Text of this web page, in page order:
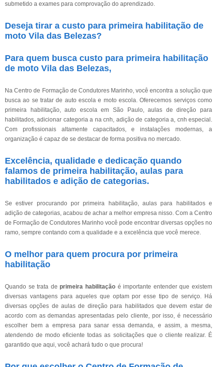
submetido a exames para comprovação do aprendizado.
Deseja tirar a custo para primeira habilitação de
moto Vila das Belezas?
Para quem busca custo para primeira habilitação
de moto Vila das Belezas,
Na Centro de Formação de Condutores Marinho, você encontra a solução que
busca ao se tratar de auto escola e moto escola. Oferecemos serviços como
primeira habilitação, auto escola em São Paulo, aulas de direção para
habilitados, adicionar categoria a na cnh, adição de categoria a, cnh especial.
Com profissionais altamente capacitados, e instalações modernas, a
organização é capaz de se destacar de forma positiva no mercado.
Excelência, qualidade e dedicação quando
falamos de primeira habilitação, aulas para
habilitados e adição de categorias.
Se estiver procurando por primeira habilitação, aulas para habilitados e
adição de categorias, acabou de achar a melhor empresa nisso. Com a Centro
de Formação de Condutores Marinho você pode encontrar diversas opções no
ramo, sempre contando com a qualidade e a excelência que você merece.
O melhor para quem procura por primeira
habilitação
Quando se trata deprimeira habilitação é importante entender que existem
diversas vantagens para aqueles que optam por esse tipo de serviço. Há
diversas opções de aulas de direção para habilitados que devem estar de
acordo com as demandas apresentadas pelo cliente, por isso, é necessário
escolher bem a empresa para sanar essa demanda, e assim, a mesma,
atendendo de modo eficiente todas as solicitações que o cliente realizar. É
garantido que aqui, você achará tudo o que procura!